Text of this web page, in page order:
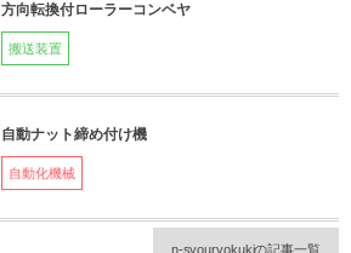
方向転換付ローラーコンベヤ
搬送装置
自動ナット締め付け機
自動化機械
n-syouryokukiの記事一覧